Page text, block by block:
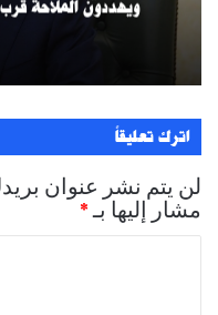
ويهددون الملاحة
اترك تعليقاً
لن يتم نشر عنوان
مشار إليها بـ*